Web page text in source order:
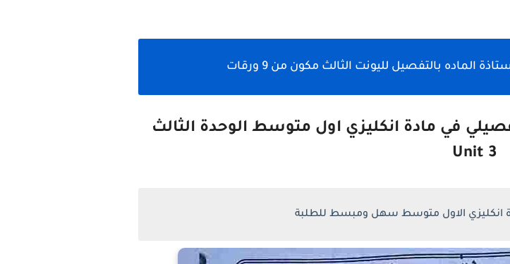
بالتفصيل لليونت الثالث مكون من 9 ورقات
في مادة انكليزي اول متوسط الوحدة الثالث
Unit 3
انكليزي الاول متوسط سهل ومبسط للطلبة